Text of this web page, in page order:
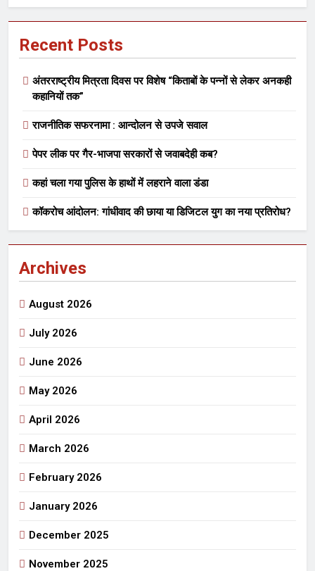
Recent Posts
अंतरराष्ट्रीय मित्रता दिवस पर विशेष “किताबों के पन्नों से लेकर अनकही
कहानियों तक”
राजनीतिक सफरनामा : आन्दोलन से उपजे सवाल
पेपर लीक पर गैर-भाजपा सरकारों से जवाबदेही कब?
कहां चला गया पुलिस के हाथों में लहराने वाला डंडा
कॉकरोच आंदोलन: गांधीवाद की छाया या डिजिटल युग का नया प्रतिरोध?
Archives
August 2026
July 2026
June 2026
May 2026
April 2026
March 2026
February 2026
January 2026
December 2025
November 2025